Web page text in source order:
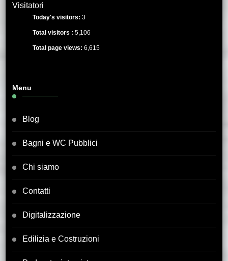
Visitatori
Today's visitors: 3
Total visitors : 5,106
Total page views: 6,615
Menu
Blog
Bagni e WC Pubblici
Chi siamo
Contatti
Digitalizzazione
Edilizia e Costruzioni